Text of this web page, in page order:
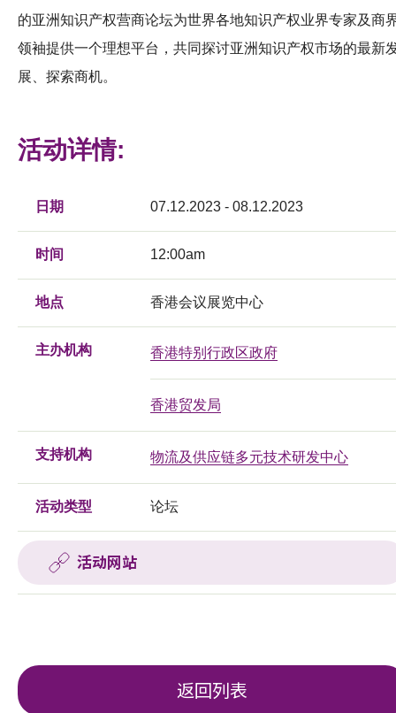
会籍
的亚洲知识产权营商论坛为世界各地知识产权业界专家及商
领袖提供一个理想平台，共同探讨亚洲知识产权市场的最新
展、探索商机。
活动详情:
日期 07.12.2023 - 08.12.2023
时间 12:00am
地点 香港会议展览中心
主办机构 香港特别行政区政府
香港贸发局
支持机构 物流及供应链多元技术研发中心
活动类型 论坛
活动网站
返回列表